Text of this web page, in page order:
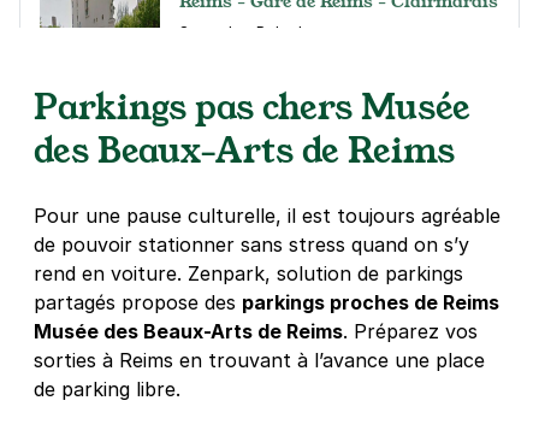
2 rue Jan Palach
Réserver
+ Abonnements disponibles
Reims - Gare de Reims - Baussonnet
29 rue Baussonnet
51100Reims
4,3(27 avis)
1 € /heure, 8,50 €/jour,
Parkings pas chers Musée
des Beaux-Arts de Reims
Pour une pause culturelle, il est toujours agréable
de pouvoir stationner sans stress quand on s’y
rend en voiture. Zenpark, solution de parkings
partagés propose des parkings proches de Reims
Musée des Beaux-Arts de Reims. Préparez vos
sorties à Reims en trouvant à l’avance une place
de parking libre.